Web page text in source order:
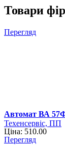
Товари
Перегляд
Автомат ВА
Техенсервіс, ПП
Ціна: 510.00
Перегляд